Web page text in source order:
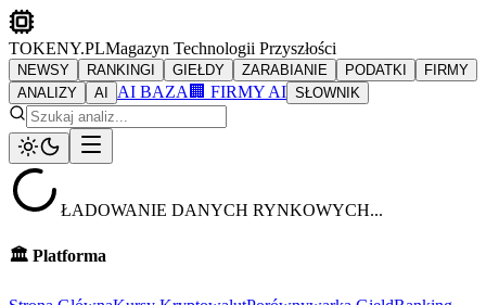
TOKENY.PLMagazyn Technologii Przyszłości
NEWSY RANKINGI GIEŁDY ZARABIANIE PODATKI
FIRMY
ANALIZY
AI AI BAZA 🏢 FIRMY AI SŁOWNIK
ŁADOWANIE DANYCH RYNKOWYCH...
🏛️ Platforma